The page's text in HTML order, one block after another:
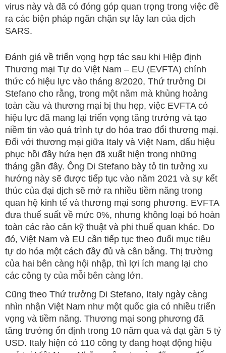
virus này và đã có đóng góp quan trọng trong việc đề
ra các biện pháp ngăn chặn sự lây lan của dịch
SARS.
Đánh giá về triển vọng hợp tác sau khi Hiệp định
Thương mại Tự do Việt Nam – EU (EVFTA) chính
thức có hiệu lực vào tháng 8/2020, Thứ trưởng Di
Stefano cho rằng, trong một năm mà khủng hoảng
toàn cầu và thương mại bị thu hẹp, việc EVFTA có
hiệu lực đã mang lại triển vọng tăng trưởng và tạo
niềm tin vào quá trình tự do hóa trao đổi thương mại.
Đối với thương mại giữa Italy và Việt Nam, dấu hiệu
phục hồi đầy hứa hẹn đã xuất hiện trong những
tháng gần đây. Ông Di Stefano bày tỏ tin tưởng xu
hướng này sẽ được tiếp tục vào năm 2021 và sự kết
thúc của đại dịch sẽ mở ra nhiều tiềm năng trong
quan hệ kinh tế và thương mại song phương. EVFTA
đưa thuế suất về mức 0%, nhưng không loại bỏ hoàn
toàn các rào cản kỹ thuật và phi thuế quan khác. Do
đó, Việt Nam và EU cần tiếp tục theo đuổi mục tiêu
tự do hóa một cách đầy đủ và cân bằng. Thị trường
của hai bên càng hội nhập, thì lợi ích mang lại cho
các công ty của mỗi bên càng lớn.
Cũng theo Thứ trưởng Di Stefano, Italy ngày càng
nhìn nhận Việt Nam như một quốc gia có nhiều triển
vọng và tiềm năng. Thương mại song phương đã
tăng trưởng ổn định trong 10 năm qua và đạt gần 5 tỷ
USD. Italy hiện có 110 công ty đang hoạt động hiệu